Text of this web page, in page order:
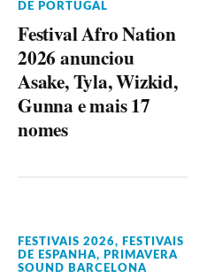
DE PORTUGAL
Festival Afro Nation
2026 anunciou
Asake, Tyla, Wizkid,
Gunna e mais 17
nomes
FESTIVAIS 2026,
FESTIVAIS
DE ESPANHA,
PRIMAVERA
SOUND BARCELONA